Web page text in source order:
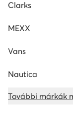
Clarks
MEXX
Vans
Nautica
További márkák